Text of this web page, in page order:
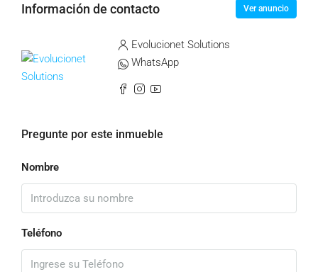
Información de contacto Ver anuncio
Evolucionet Solutions
WhatsApp
Pregunte por este inmueble
Nombre
Teléfono